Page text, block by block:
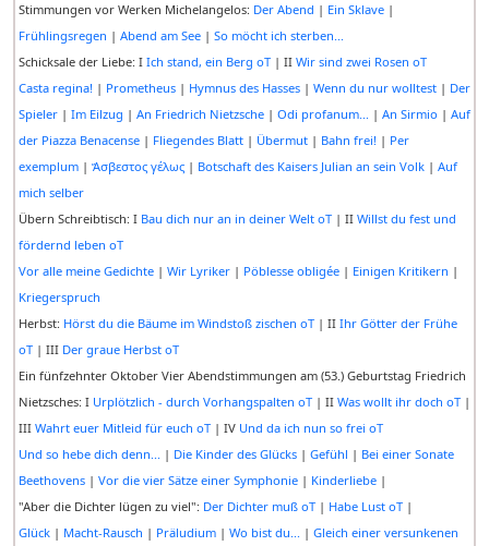
Stimmungen vor Werken Michelangelos: Der Abend | Ein Sklave|
Frühlingsregen | Abend am See| So möcht ich sterben...
Schicksale der Liebe: I Ich stand, ein Berg oT| II Wir sind zwei Rosen oT
Casta regina! | Prometheus| Hymnus des Hasses| Wenn du nur wolltest| Der
Spieler| Im Eilzug | An Friedrich Nietzsche| Odi profanum... | An Sirmio| Auf
der Piazza Benacense| Fliegendes Blatt| Übermut| Bahn frei! | Per
exemplum| Ἄσβεστος γέλως| Botschaft des Kaisers Julian an sein Volk| Auf
mich selber
Übern Schreibtisch: I Bau dich nur an in deiner Welt oT| II Willst du fest und
fördernd leben oT
Vor alle meine Gedichte| Wir Lyriker| Pöblesse obligée| Einigen Kritikern |
Kriegerspruch
Herbst: Hörst du die Bäume im Windstoß zischen oT| II Ihr Götter der Frühe
oT| III Der graue Herbst oT
Ein fünfzehnter Oktober Vier Abendstimmungen am (53.) Geburtstag Friedrich
Nietzsches: I Urplötzlich - durch Vorhangspalten oT| II Was wollt ihr doch oT|
III Wahrt euer Mitleid für euch oT| IV Und da ich nun so frei oT
Und so hebe dich denn... | Die Kinder des Glücks| Gefühl | Bei einer Sonate
Beethovens| Vor die vier Sätze einer Symphonie| Kinderliebe|
"Aber die Dichter lügen zu viel": Der Dichter muß oT| Habe Lust oT|
Glück| Macht-Rausch | Präludium| Wo bist du... | Gleich einer versunkenen